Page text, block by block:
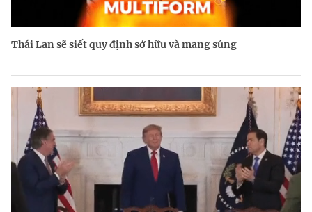
Thái Lan sẽ siết quy định sở hữu và mang súng